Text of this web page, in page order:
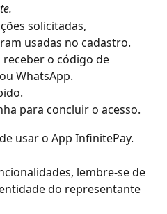
solicitadas,
usadas no cadastro.
receber o código de
WhatsApp.
para concluir o acesso.
usar o App InfinitePay.
lembre-se de
do representante